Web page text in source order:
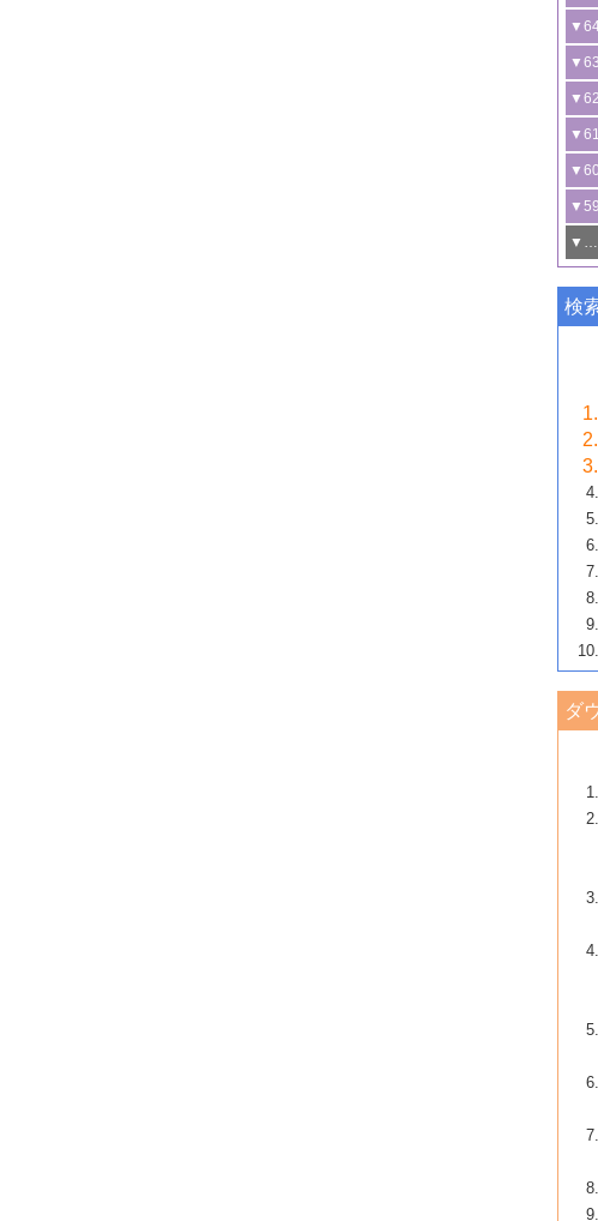
3号
光
B号
2
る
3号
る
4号
る
5
究
6号
B号
2号
の
3号
ロ
4
線
5号
6号
B号
1号
2号
た
3号
触
4
触
5号
6号
能性
▼64
1号
ズ
2号
3号
め
4号
若
若
6
触
大
▼63
1号
2号
3号
換
4号
5号
6号
技術
B
ラ
▼62
1号
タ
2号
触
3
4号
動向
5
6
B
院
▼61
1号
ス
2号
関
3号
動向
4
5
換
6
ガ
B
▼60
1号
2号
3号
4号
5
6
B
大
▼59
1号
最
3
ロ
5
研究
6
媒
B
大
▼…
1号
2
媒技
3
者
4
者
5
者
6
の
B号
立大
▼57
1
2
3
る
4
5
進歩
6
B
2
向
開
4
5
す
6
B号
ー
1
け
2
3
媒
4
5
6号
B号
1
の
2
3
4
5
6
7号
1
2
3
4
5
合成
6号
7
1
2
3
4
計
5号
7
8
触
1
2
3
4号
蔵
5号
7
触
1
そ
2
4号
構
5
企
6
7
8
2
1
2号
3号
を
5
の
7
8
1号
2号
3
5
し
6
7
8
1号
2
4
5
6
8
1
2
3
4
5
6
7
8
1
2
3
4
5
6
7
8
1
2
3
4
5
6
7
8
1
2
3
4
5
ビ
6
7
8
1
2
3
5
6
7
8
ク
1
2
3
4
5
7
8
進
媒
2
3
4
5
6
1
接点
2
3
4
5
6
1
す
3
な
4
1
2
3
4
5
1
2
3
4
1
業
2
1
2
1
検
ダ